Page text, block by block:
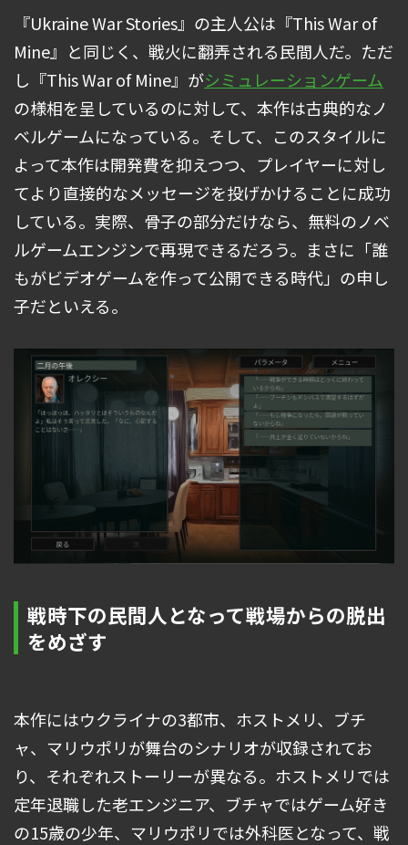
『Ukraine War Stories』の主人公は『This War of
Mine』と同じく、戦火に翻弄される民間人だ。ただ
し『This War of Mine』がシミュレーションゲーム
の様相を呈しているのに対して、本作は古典的なノ
ベルゲームになっている。そして、このスタイルに
よって本作は開発費を抑えつつ、プレイヤーに対し
てより直接的なメッセージを投げかけることに成功
している。実際、骨子の部分だけなら、無料のノベ
ルゲームエンジンで再現できるだろう。まさに「誰
もがビデオゲームを作って公開できる時代」の申し
子だといえる。
戦時下の民間人となって戦場からの脱出
をめざす
本作にはウクライナの3都市、ホストメリ、ブチ
ャ、マリウポリが舞台のシナリオが収録されてお
り、それぞれストーリーが異なる。ホストメリでは
定年退職した老エンジニア、ブチャではゲーム好き
の15歳の少年、マリウポリでは外科医となって、戦